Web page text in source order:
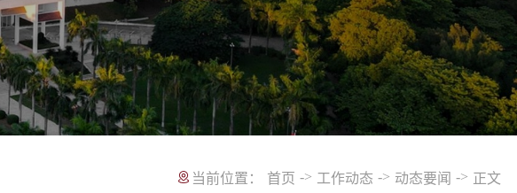
当前位置： 首页 -> 工作动态 -> 动态要闻 -> 正文